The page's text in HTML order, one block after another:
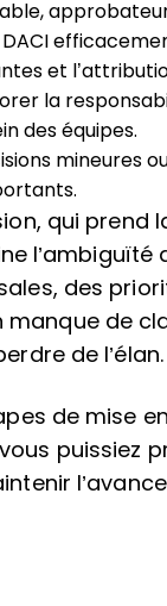
et
la
des équipes.
mineures
qui prend
des
de
de l’élan.
de mise
puissiez